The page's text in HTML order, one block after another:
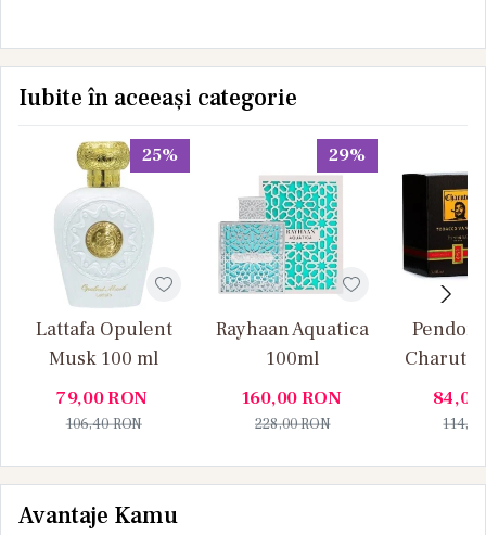
Iubite în aceeași categorie
25%
Lattafa Opulent
Musk 100 ml
79,00RON
106,40RON
29%
Rayhaan Aquatica
100ml
160,00RON
228,00RON
Charuto
84,00
Avantaje Kamu